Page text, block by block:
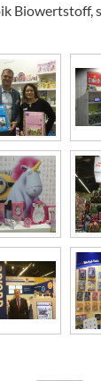
Biowertstoff,